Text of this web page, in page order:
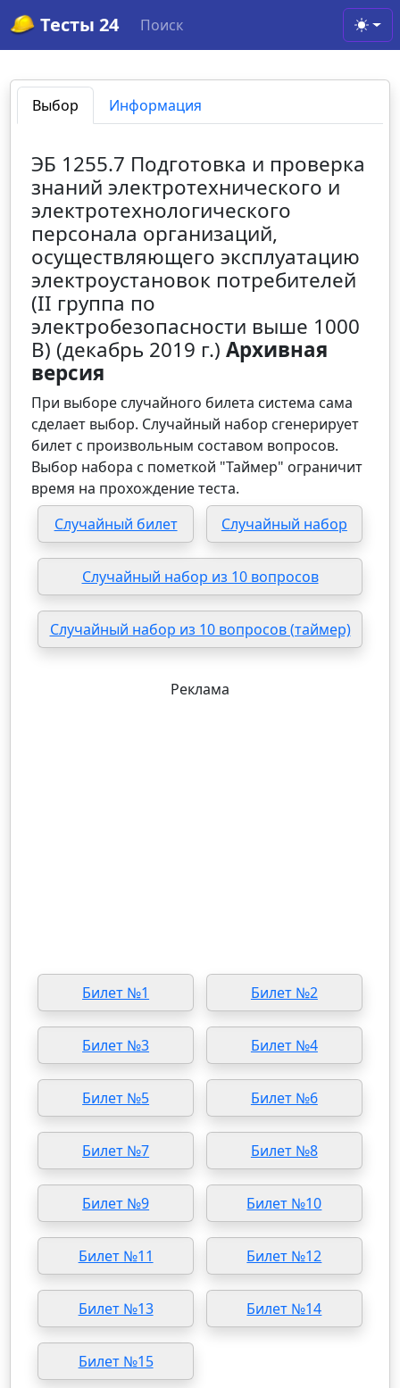
Тесты 24 Поиск
Выбор Информация
ЭБ 1255.7 Подготовка и проверка
знаний электротехнического и
электротехнологического
персонала организаций,
осуществляющего эксплуатацию
электроустановок потребителей
(II группа по
электробезопасности выше 1000
В) (декабрь 2019 г.)Архивная
версия
При выборе случайного билета система сама
сделает выбор. Случайный набор сгенерирует
билет с произвольным составом вопросов.
Выбор набора с пометкой "Таймер" ограничит
время на прохождение теста.
Случайный билет
Случайный набор
Случайный набор из 10 вопросов
Случайный набор из 10 вопросов (таймер)
Реклама
Билет №1 Билет №2
Билет №3 Билет №4
Билет №5 Билет №6
Билет №7 Билет №8
Билет №9 Билет №10
Билет №11 Билет №12
Билет №13 Билет №14
Билет №15